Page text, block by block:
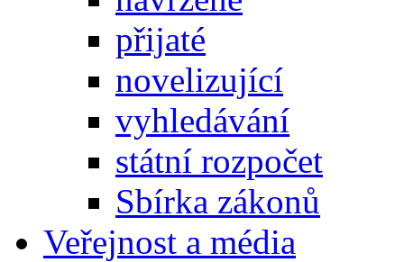
přijaté
novelizující
vyhledávání
státní rozpočet
Sbírka zákonů
Veřejnost a média